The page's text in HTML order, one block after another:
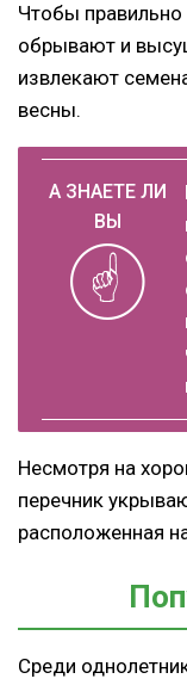
Чтобы правильно
обрывают и
извлекают
весны.
Несмотря на
перечник
расположенная
Среди